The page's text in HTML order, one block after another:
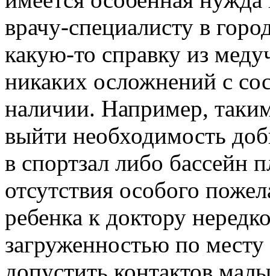
врачу-специалисту в
какую-то справку из
никаких осложнений с
наличии. Например,
выйти необходимость
в спортзал либо бассейн
отсутствия особого
ребенка к доктору
загруженностью по